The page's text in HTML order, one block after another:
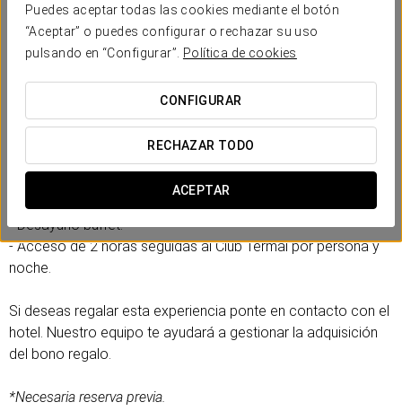
Puedes aceptar todas las cookies mediante el botón
“Aceptar” o puedes configurar o rechazar su uso
pulsando en “Configurar”.
Política de cookies
CONFIGURAR
RECHAZAR TODO
ACEPTAR
Desde 145 €
Regala Vila de Allariz
Una experiencia inolvidable merece un regalo único. Disfrutad
de un día de desconexión y bienestar en Eurostars Vila de
- Alojamiento en habitación doble deluxe con vistas al jardín.
- Desayuno buffet.
- Acceso de 2 horas seguidas al Club Termal por persona y
noche.
Si deseas regalar esta experiencia ponte en contacto con el
hotel. Nuestro equipo te ayudará a gestionar la adquisición
del bono regalo.
*Necesaria reserva previa.